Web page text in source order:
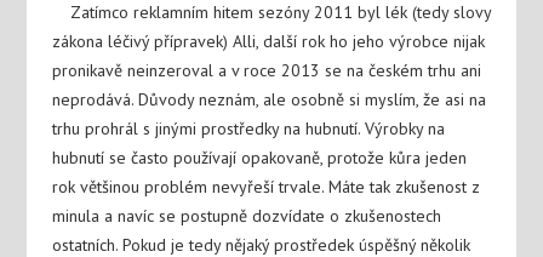
Zatímco reklamním hitem sezóny 2011 byl lék (tedy slovy
zákona léčivý přípravek) Alli, další rok ho jeho výrobce nijak
pronikavě neinzeroval a v roce 2013 se na českém trhu ani
neprodává. Důvody neznám, ale osobně si myslím, že asi na
trhu prohrál s jinými prostředky na hubnutí. Výrobky na
hubnutí se často používají opakovaně, protože kůra jeden
rok většinou problém nevyřeší trvale. Máte tak zkušenost z
minula a navíc se postupně dozvídate o zkušenostech
ostatních. Pokud je tedy nějaký prostředek úspěšný několik